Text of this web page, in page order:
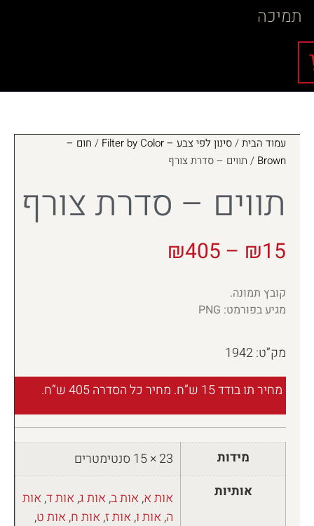
תמיכה
עמוד הבית/סינון לפי צבע – Filter by Color / חום –
Brown / תווים – סדרת צורף
תווים – סדרת צורף
₪15
–
₪405
קובץ תמונה.
מגיע בפורמט: PNG
מק”ט: 1942
מחיר תו בודד 15 ש”ח. מחיר כל הסדרה 405 ש”ח.
מידות
23 × 15 סנטימטרים
אותיות
אות א,אות ב,אות ג,אות ד,אות
ה,אות ו,אות ז,אות ח,אות ט,